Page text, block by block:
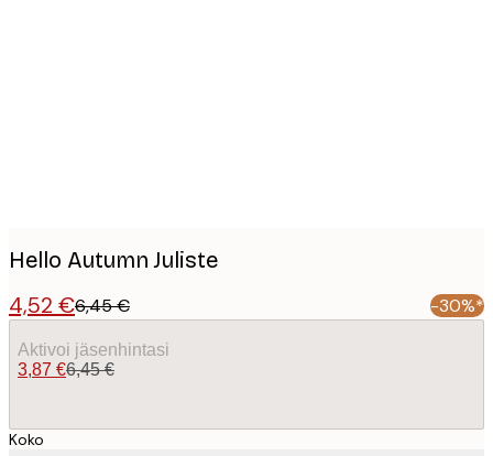
Hello Autumn Juliste
4,52 €6,45 € -30%*
Aktivoi jäsenhintasi
3,87 €6,45 €
Koko